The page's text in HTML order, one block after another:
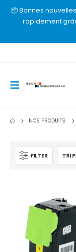
📦 Bonnes
rapidement
NOS PRODUITS
FILTER